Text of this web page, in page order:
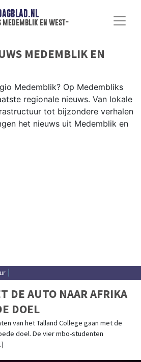
en west-
MEDEMBLIK EN
Medemblik? Op Medembliks
regionale nieuws. Van lokale
tot bijzondere verhalen
het nieuws uit Medemblik en
DE AUTO NAAR AFRIKA
DOEL
van het Talland College gaan met de
doel. De vier mbo-studenten